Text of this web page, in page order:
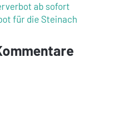
ab sofort
für die Steinach